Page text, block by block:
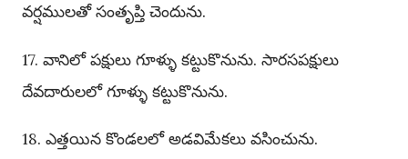
వర్షములతో సంతృప్తి చెందును.
17. వానిలో పక్షులు గూళ్ళు కట్టుకొనును. సారసపక్షులు
దేవదారులలో గూళ్ళు కట్టుకొనును.
18. ఎత్తయిన కొండలలో అడవిమేకలు వసించును.